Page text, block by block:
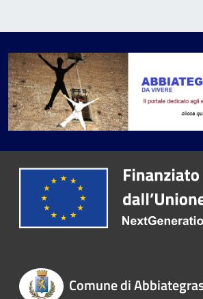
Comune di